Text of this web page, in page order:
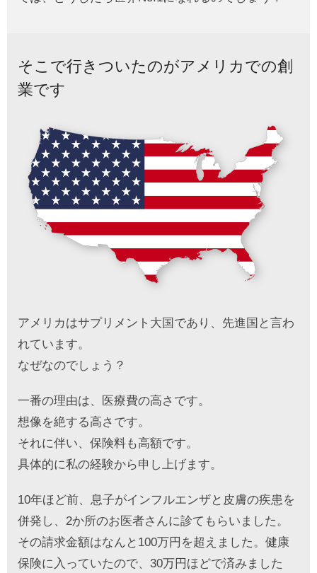
そこで行きついたのがアメリカでの創
業です
アメリカはサプリメント大国であり、先進国と言わ
れています。
なぜなのでしょう？
一番の理由は、医療費の高さです。
想像を絶する高さです。
それに伴い、保険料も高額です。
具体的に私の経験から申し上げます。
10年ほど前、息子がインフルエンザと皮膚の疾患を
併発し、2か所のお医者さんに診てもらいました。
その請求金額はなんと100万円を超えました。健康
保険に入っていたので、30万円ほどで済みました